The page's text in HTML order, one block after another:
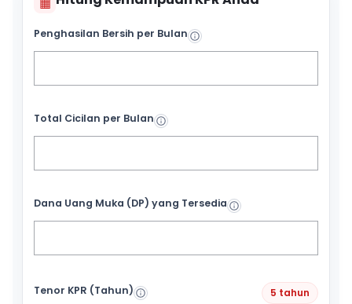
Penghasilan Bersih per Bulan
Total Cicilan per Bulan
Dana Uang Muka (DP) yang Tersedia
Tenor KPR (Tahun) 5 tahun